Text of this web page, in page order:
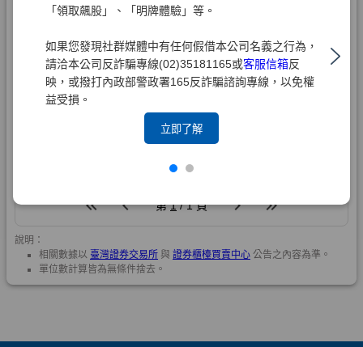
「領取飆股」、「明牌體驗」等。
如果您發現社群媒體中有任何假借本公司名義之行為，
請洽本公司反詐騙專線(02)35181165或客服信箱反
映，或撥打內政部警政署165反詐騙諮詢專線，以免權
益受損。
立即了解